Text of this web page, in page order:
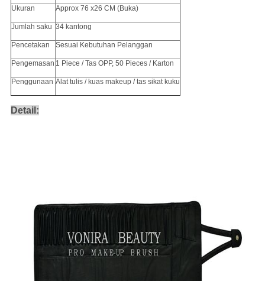
Ukuran Approx 76 x26 CM (Buka)
Jumlah saku 34 kantong
Pencetakan Sesuai Kebutuhan Pelanggan
Pengemasan 1 Piece / Tas OPP, 50 Pieces / Karton
Penggunaan Alat tulis / kuas makeup / tas sikat kuku
Detail: